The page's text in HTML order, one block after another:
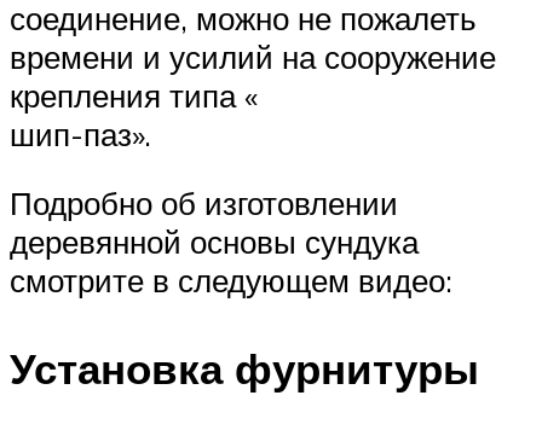
соединение, можно не пожалеть
времени и усилий на сооружение
крепления типа «
шип-паз».
Подробно об изготовлении
деревянной основы сундука
смотрите в следующем видео:
Установка фурнитуры